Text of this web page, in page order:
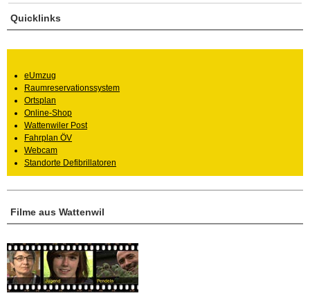
Filme aus Wattenwil
Quicklinks
eUmzug
Raumreservationssystem
Ortsplan
Online-Shop
Wattenwiler Post
Fahrplan ÖV
Webcam
Standorte Defibrillatoren